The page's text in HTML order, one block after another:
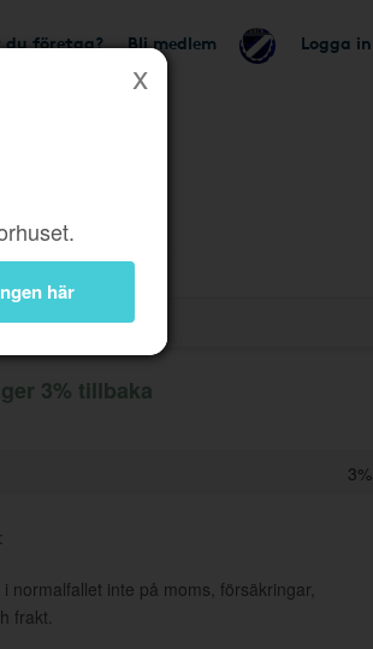
du företag? Bli medlem Logga in
här
3% tillbaka
3%
:
normalfallet inte på moms, försäkringar,
frakt.